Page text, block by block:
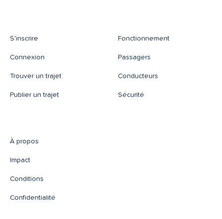
S'inscrire
Connexion
Trouver un trajet
Publier un trajet
Fonctionnement
Passagers
Conducteurs
Sécurité
À propos
Impact
Conditions
Confidentialité